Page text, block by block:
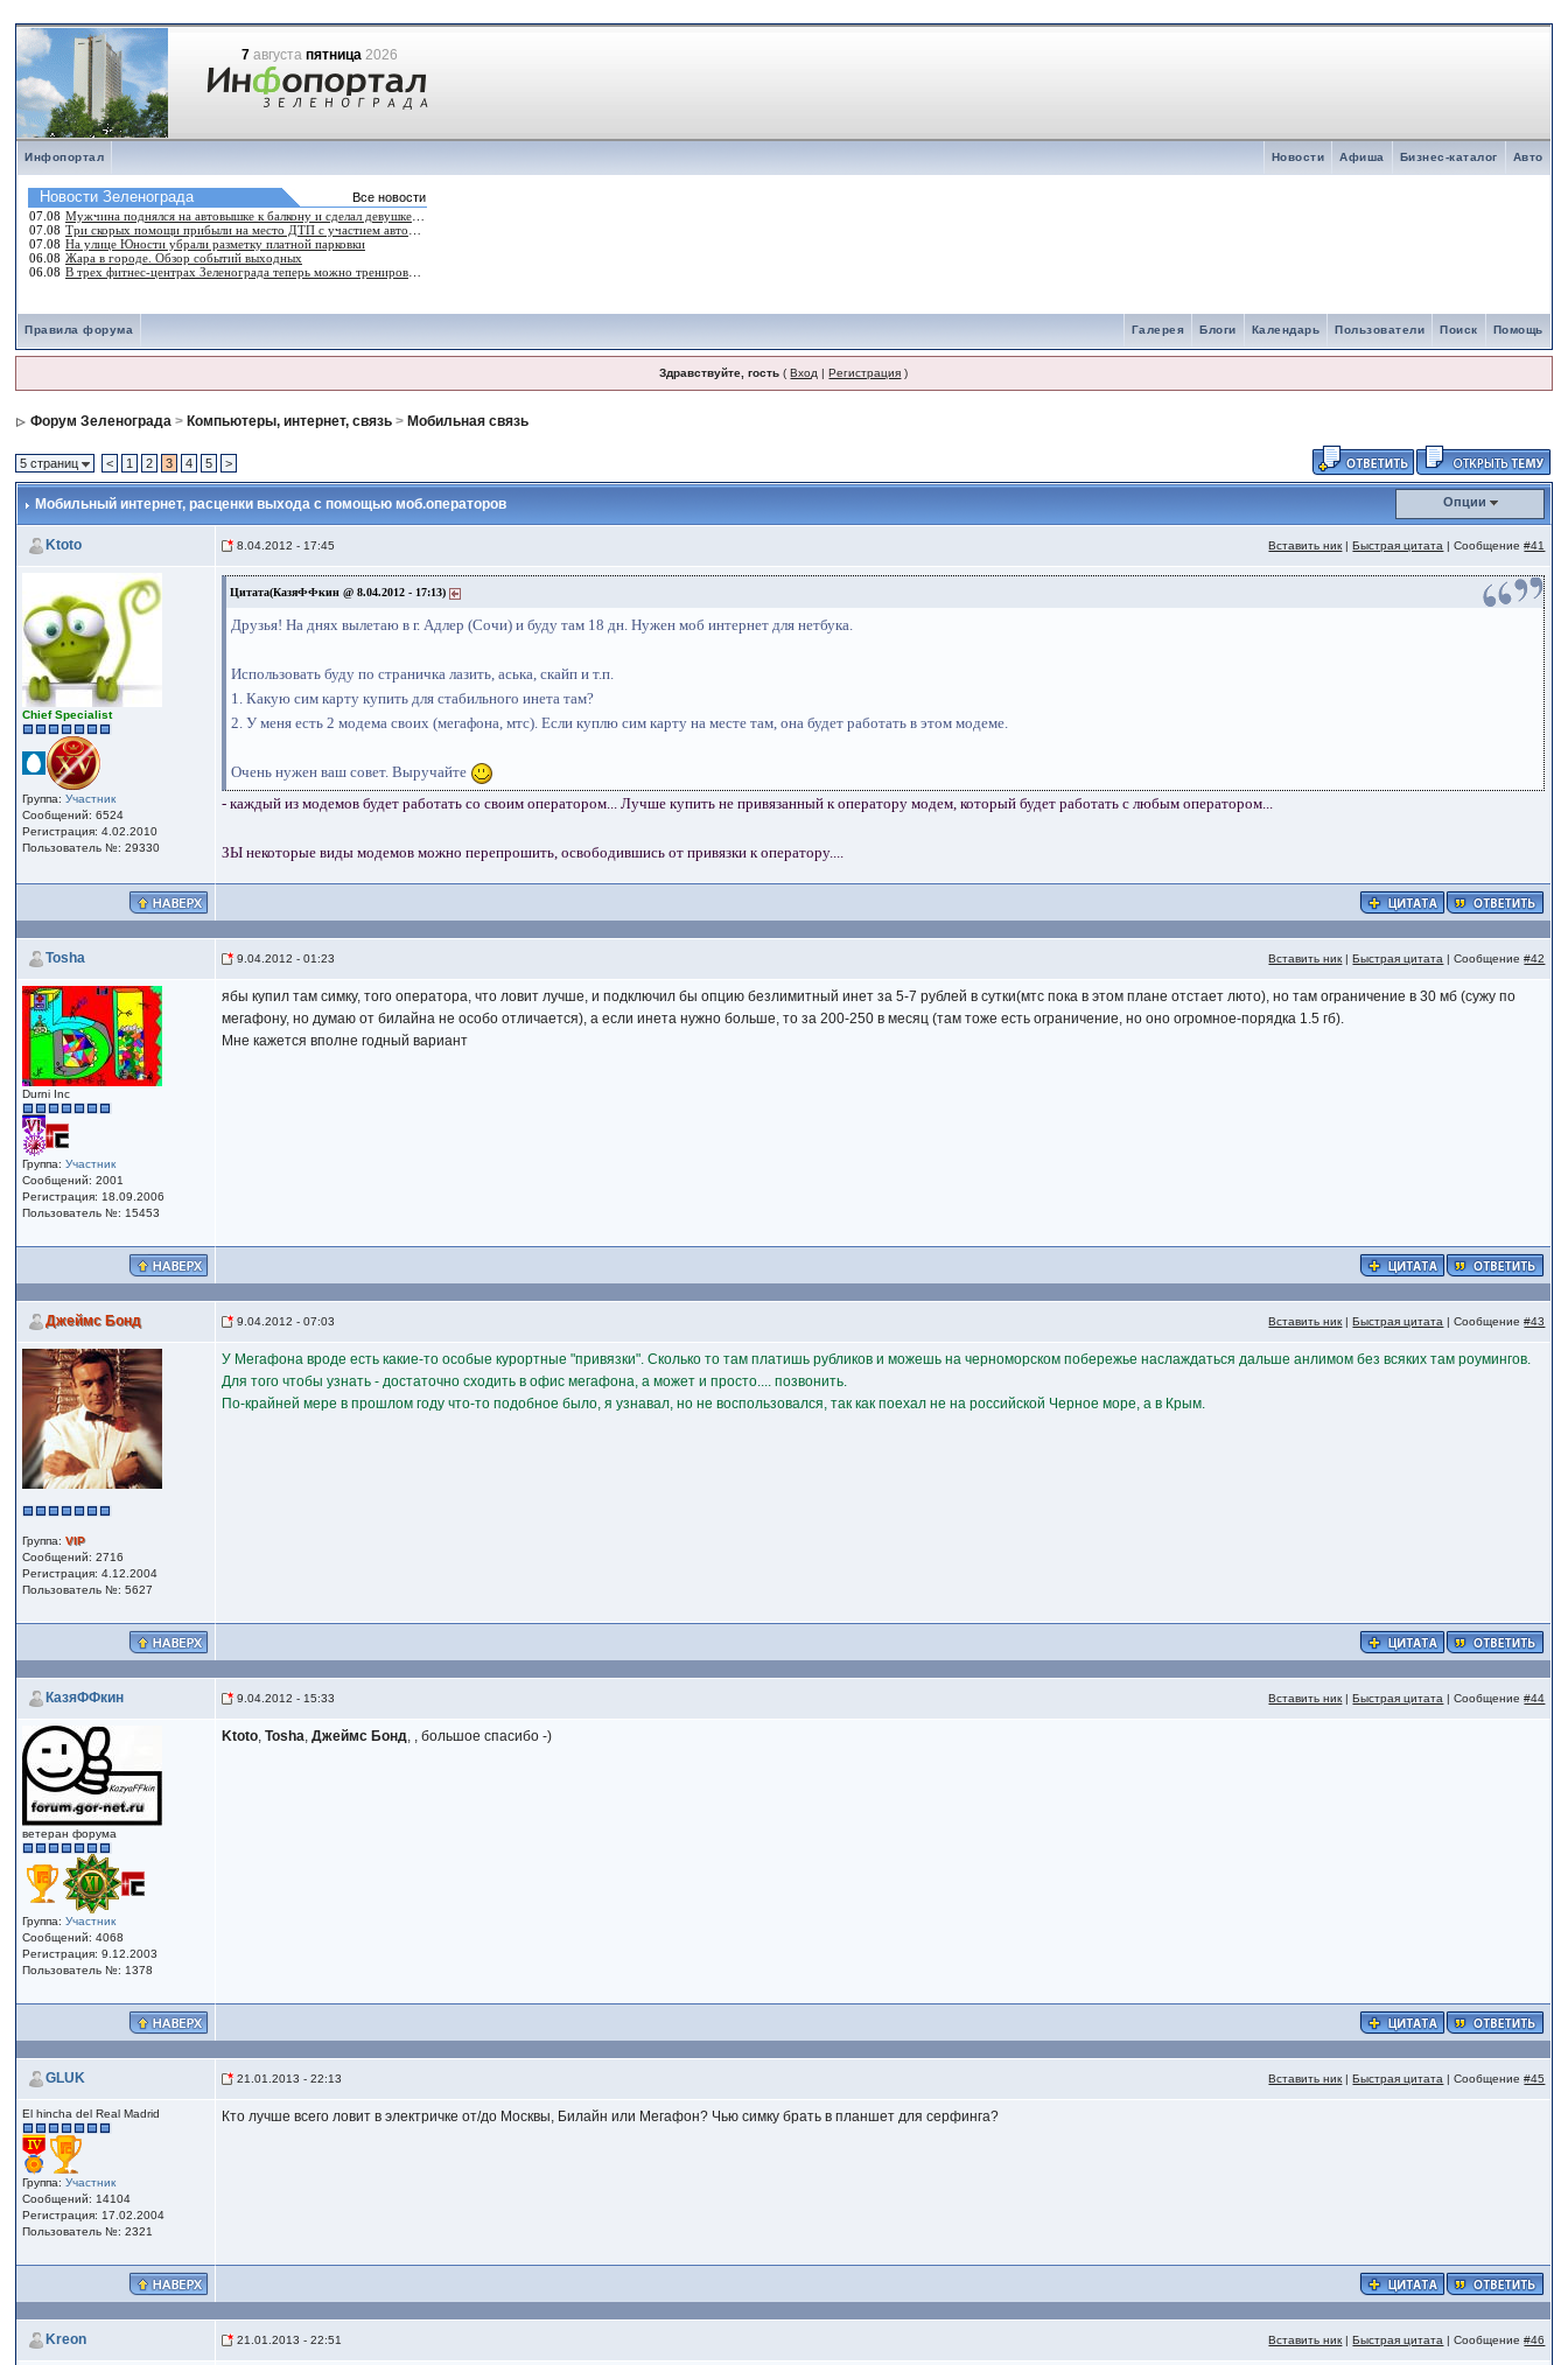
7 августапятница 2026
Инфопортал Авто
Бизнес-каталог
Афиша
Новости
Правила форума Помощь
Поиск
Пользователи
Календарь
Блоги
Галерея
Здравствуйте, гость (Вход |Регистрация )
Форум Зеленограда > Компьютеры, интернет, связь > Мобильная связь
5 страниц < 1 2 3 4 5 >
Мобильный интернет, расценки выхода с помощью моб.операторов Опции
Ktoto 8.04.2012 - 17:45 Вставить ник |Быстрая цитата | Сообщение#41
Сhief Specialist
Группа:Участник
Сообщений: 6524
Регистрация: 4.02.2010
Пользователь №: 29330
Цитата(КазяФФкин @ 8.04.2012 - 17:13)
Друзья! На днях вылетаю в г. Адлер (Сочи) и буду там 18 дн. Нужен моб интернет для нетбука.
Использовать буду по страничка лазить, аська, скайп и т.п.
1. Какую сим карту купить для стабильного инета там?
2. У меня есть 2 модема своих (мегафона, мтс). Если куплю сим карту на месте там, она будет работать в этом модеме.
Очень нужен ваш совет. Выручайте
- каждый из модемов будет работать со своим оператором... Лучше купить не привязанный к оператору модем, который будет работать с любым оператором...
ЗЫ некоторые виды модемов можно перепрошить, освободившись от привязки к оператору....
Tosha 9.04.2012 - 01:23 Вставить ник |Быстрая цитата | Сообщение#42
Durni Inc
Группа:Участник
Сообщений: 2001
Регистрация: 18.09.2006
Пользователь №: 15453
ябы купил там симку, того оператора, что ловит лучше, и подключил бы опцию безлимитный инет за 5-7 рублей в сутки(мтс пока в этом плане отстает люто), но там ограничение в 30 мб (сужу по
мегафону, но думаю от билайна не особо отличается), а если инета нужно больше, то за 200-250 в месяц (там тоже есть ограничение, но оно огромное-порядка 1.5 гб).
Мне кажется вполне годный вариант
Джеймс Бонд 9.04.2012 - 07:03 Вставить ник |Быстрая цитата | Сообщение#43
Группа:VIP
Сообщений: 2716
Регистрация: 4.12.2004
Пользователь №: 5627
У Мегафона вроде есть какие-то особые курортные "привязки". Сколько то там платишь рубликов и можешь на черноморском побережье наслаждаться дальше анлимом без всяких там роумингов.
Для того чтобы узнать - достаточно сходить в офис мегафона, а может и просто.... позвонить.
По-крайней мере в прошлом году что-то подобное было, я узнавал, но не воспользовался, так как поехал не на российской Черное море, а в Крым.
КазяФФкин 9.04.2012 - 15:33 Вставить ник |Быстрая цитата | Сообщение#44
ветеран форума
Группа:Участник
Сообщений: 4068
Регистрация: 9.12.2003
Пользователь №: 1378
Ktoto,Tosha,Джеймс Бонд, , большое спасибо -)
GLUK 21.01.2013 - 22:13 Вставить ник |Быстрая цитата | Сообщение#45
El hincha del Real Madrid
Группа:Участник
Сообщений: 14104
Регистрация: 17.02.2004
Пользователь №: 2321
Кто лучше всего ловит в электричке от/до Москвы, Билайн или Мегафон? Чью симку брать в планшет для серфинга?
Kreon 21.01.2013 - 22:51 Вставить ник |Быстрая цитата | Сообщение#46